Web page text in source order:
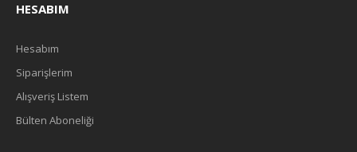
HESABIM
Hesabım
Siparişlerim
Alışveriş Listem
Bülten Aboneliği